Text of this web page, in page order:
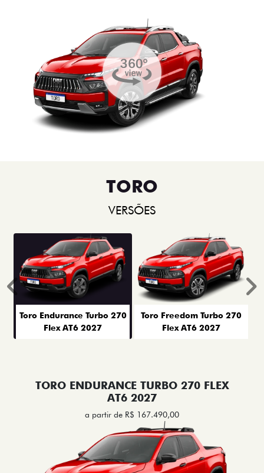
TORO
VERSÕES
Toro Endurance Turbo 270
Flex AT6 2027
Toro Freedom Turbo 270
Flex AT6 2027
Anterior
TORO ENDURANCE TURBO 270 FLEX
AT6 2027
a partir de R$ 167.490,00